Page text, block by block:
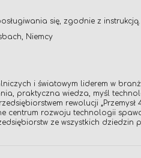
się, zgodnie z instrukcją.
Niemcy
i światowym liderem w
praktyczna wiedza, myśl
rewolucji „Przemysł
rozwoju technologii
ze wszystkich dziedzin